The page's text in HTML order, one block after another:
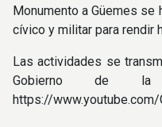
Monumento a Güemes se
cívico y militar para rendir
Las actividades se
Gobierno de la
https://